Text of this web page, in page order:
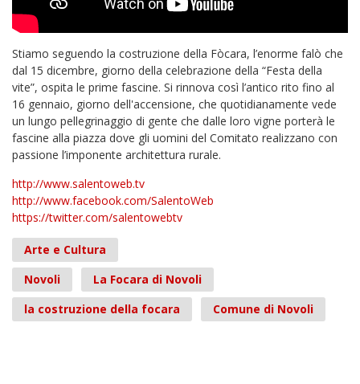
Stiamo seguendo la costruzione della Fòcara, l’enorme falò che
dal 15 dicembre, giorno della celebrazione della “Festa della
vite”, ospita le prime fascine. Si rinnova così l’antico rito fino al
16 gennaio, giorno dell'accensione, che quotidianamente vede
un lungo pellegrinaggio di gente che dalle loro vigne porterà le
fascine alla piazza dove gli uomini del Comitato realizzano con
passione l’imponente architettura rurale.
http://www.salentoweb.tv
http://www.facebook.com/SalentoWeb
https://twitter.com/salentowebtv
Arte e Cultura
Novoli
La Focara di Novoli
la costruzione della focara
Comune di Novoli